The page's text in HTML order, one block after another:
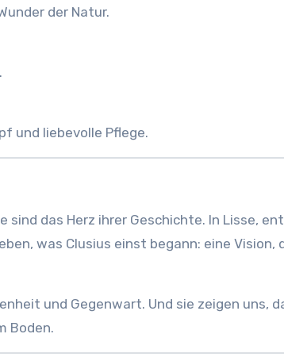
der Natur.
und liebevolle Pflege.
sind das Herz ihrer Geschichte. In Lisse,
was Clusius einst begann: eine Vision,
und Gegenwart. Und sie zeigen uns,
Boden.